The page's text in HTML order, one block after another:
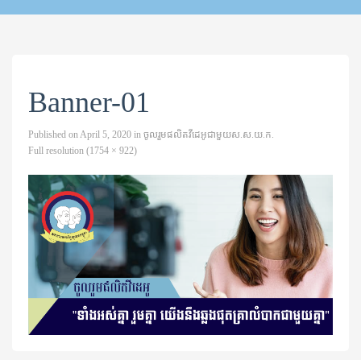
Banner-01
Published onApril 5, 2020 in ចូលរួមផលិតវីដេអូជាមួយស.ស.យ.ក.
Full resolution (1754 × 922)